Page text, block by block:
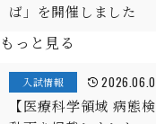
ば」を開催しました
もっと見る
入試情報
【医療科学領域 病態